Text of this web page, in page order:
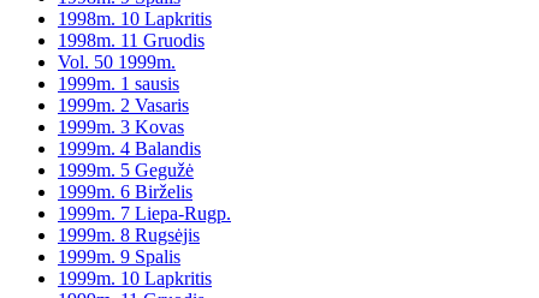
1998m. 10 Lapkritis
1998m. 11 Gruodis
Vol. 50 1999m.
1999m. 1 sausis
1999m. 2 Vasaris
1999m. 3 Kovas
1999m. 4 Balandis
1999m. 5 Gegužė
1999m. 6 Birželis
1999m. 7 Liepa-Rugp.
1999m. 8 Rugsėjis
1999m. 9 Spalis
1999m. 10 Lapkritis